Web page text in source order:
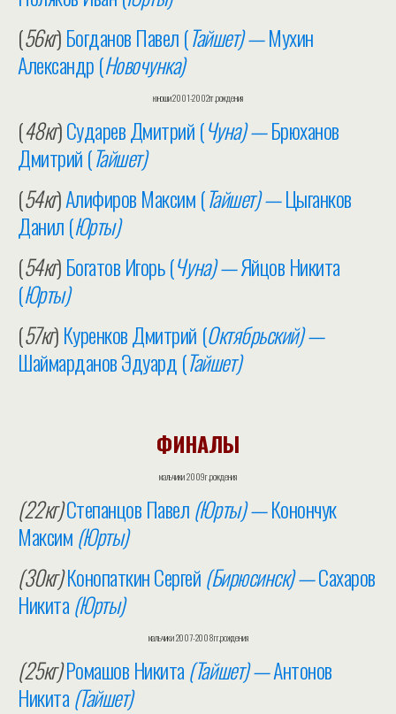
(56кг)Богданов Павел (Тайшет) —Мухин
Александр (Новочунка)
юноши 2001-2002гг.рождения
(48кг)Сударев Дмитрий (Чуна) —Брюханов
Дмитрий (Тайшет)
(54кг)Алифиров Максим (Тайшет) —Цыганков
Данил (Юрты)
(54кг)Богатов Игорь (Чуна) —Яйцов Никита
(Юрты)
(57кг)Куренков Дмитрий (Октябрьский) —
Шаймарданов Эдуард (Тайшет)
ФИНАЛЫ
мальчики 2009г.рождения
(22кг)Степанцов Павел(Юрты) —Конончук
Максим(Юрты)
(30кг)Конопаткин Сергей(Бирюсинск) —Сахаров
Никита(Юрты)
мальчики 2007-2008гг.рождения
(25кг)Ромашов Никита(Тайшет) —Антонов
Никита(Тайшет)